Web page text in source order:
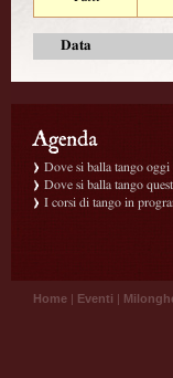
Data
Dove si balla tango oggi
Dove si balla tango
I corsi di tango in
Home | Eventi |